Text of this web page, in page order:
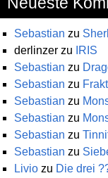
Sebastian zu
derlinzer zu
IRIS
Sebastian zu
Sebastian zu
Sebastian zu
Sebastian zu
Sebastian zu
Sebastian zu
Livio zu Die drei